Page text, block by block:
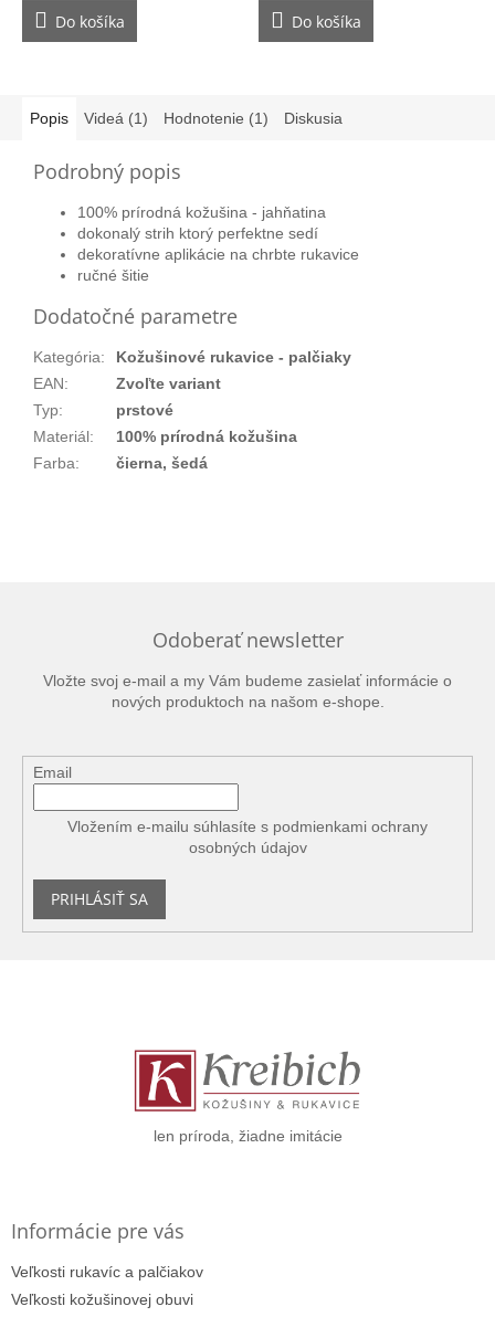
Do košíka Do košíka
Popis Videá (1) Hodnotenie (1) Diskusia
Podrobný popis
100% prírodná kožušina - jahňatina
dokonalý strih ktorý perfektne sedí
dekoratívne aplikácie na chrbte rukavice
ručné šitie
Dodatočné parametre
Kategória:
Kožušinové rukavice - palčiaky
EAN:
Zvoľte variant
Typ:
prstové
Materiál:
100% prírodná kožušina
Farba: čierna, šedá
Odoberať newsletter
Vložte svoj e-mail a my Vám budeme zasielať informácie o
nových produktoch na našom e-shope.
Email
Vložením e-mailu súhlasíte s podmienkami ochrany
osobných údajov
PRIHLÁSIŤ SA
len príroda, žiadne imitácie
Informácie pre vás
Veľkosti rukavíc a palčiakov
Veľkosti kožušinovej obuvi